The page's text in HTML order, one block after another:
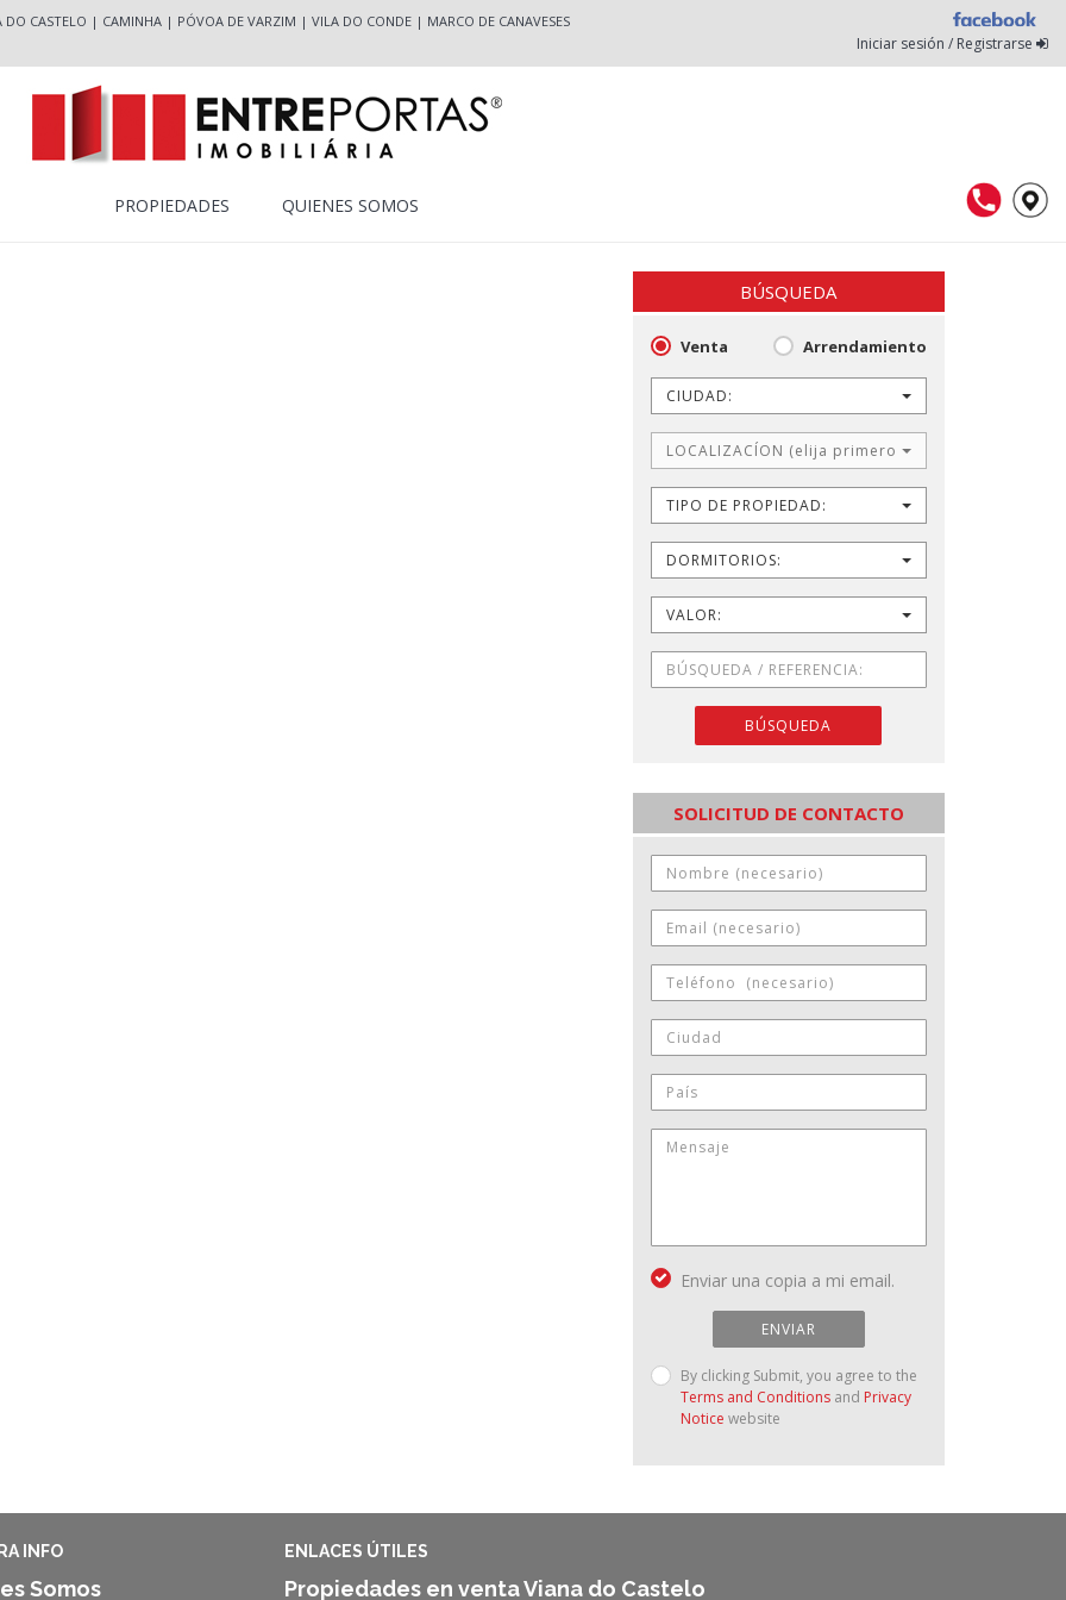
DO CASTELO | CAMINHA| PÓVOA DE VARZIM | VILA DO CONDE| MARCO DE CANAVESES
Iniciar sesión / Registrarse
PROPIEDADES QUIENES SOMOS
BÚSQUEDA
Venta Arrendamiento
CIUDAD:
LOCALIZACÍON (elija primero CIUDAD)
TIPO DE PROPIEDAD:
DORMITORIOS:
VALOR:
BÚSQUEDA
SOLICITUD DE CONTACTO
Enviar una copia a mi email.
ENVIAR
By clicking Submit, you agree to the
Terms and Conditionsand Privacy
Notice website
INFO
Somos
ENLACES ÚTILES
Propiedades en venta Viana do Castelo